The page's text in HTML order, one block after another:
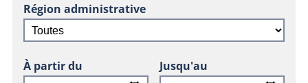
Région administrative
À partir du Jusqu'au